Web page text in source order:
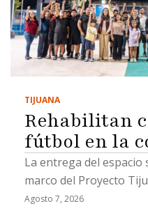
TIJUANA
Rehabilitan
fútbol en la
La entrega del espacio
marco del Proyecto
Agosto 7, 2026